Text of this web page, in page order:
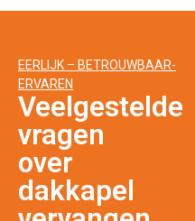
EERLIJK – BETROUWBAAR-
ERVAREN
Veelgestelde
vragen
over
dakkapel